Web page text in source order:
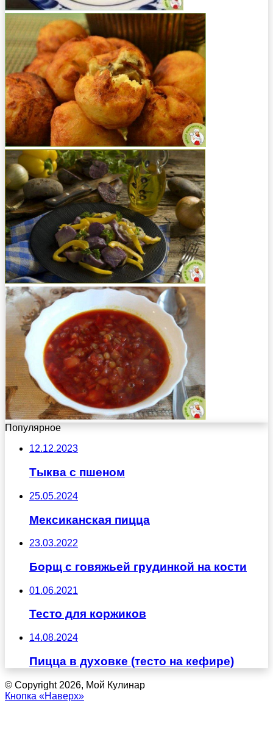
Популярное
12.12.2023
Тыква с пшеном
25.05.2024
Мексиканская пицца
23.03.2022
Борщ с говяжьей грудинкой на кости
01.06.2021
Тесто для коржиков
14.08.2024
Пицца в духовке (тесто на кефире)
© Copyright 2026, Мой Кулинар
Кнопка «Наверх»